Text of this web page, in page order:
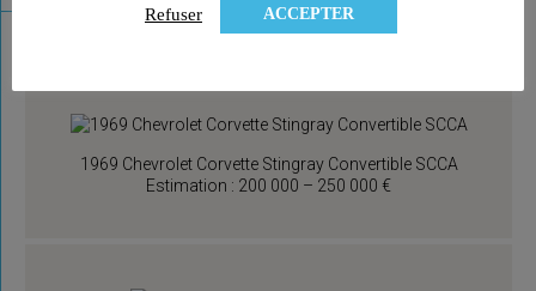
Estimation : 300 000 – 350 000 €
1969 Chevrolet Corvette Stingray Convertible SCCA
Estimation : 200 000 – 250 000 €
Refuser ACCEPTER